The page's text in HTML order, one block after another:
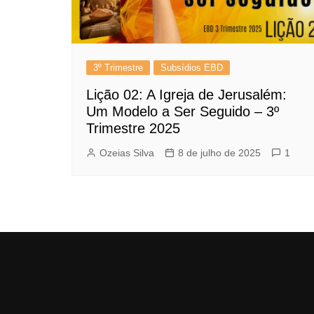
3º Trimestre Subsídios EBD
Lição 02: A Igreja de Jerusalém:
Um Modelo a Ser Seguido – 3º
Trimestre 2025
Ozeias Silva 8 de julho de 2025 1